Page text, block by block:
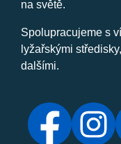
na světě.
Spolupracujeme s
lyžařskými
dalšími.